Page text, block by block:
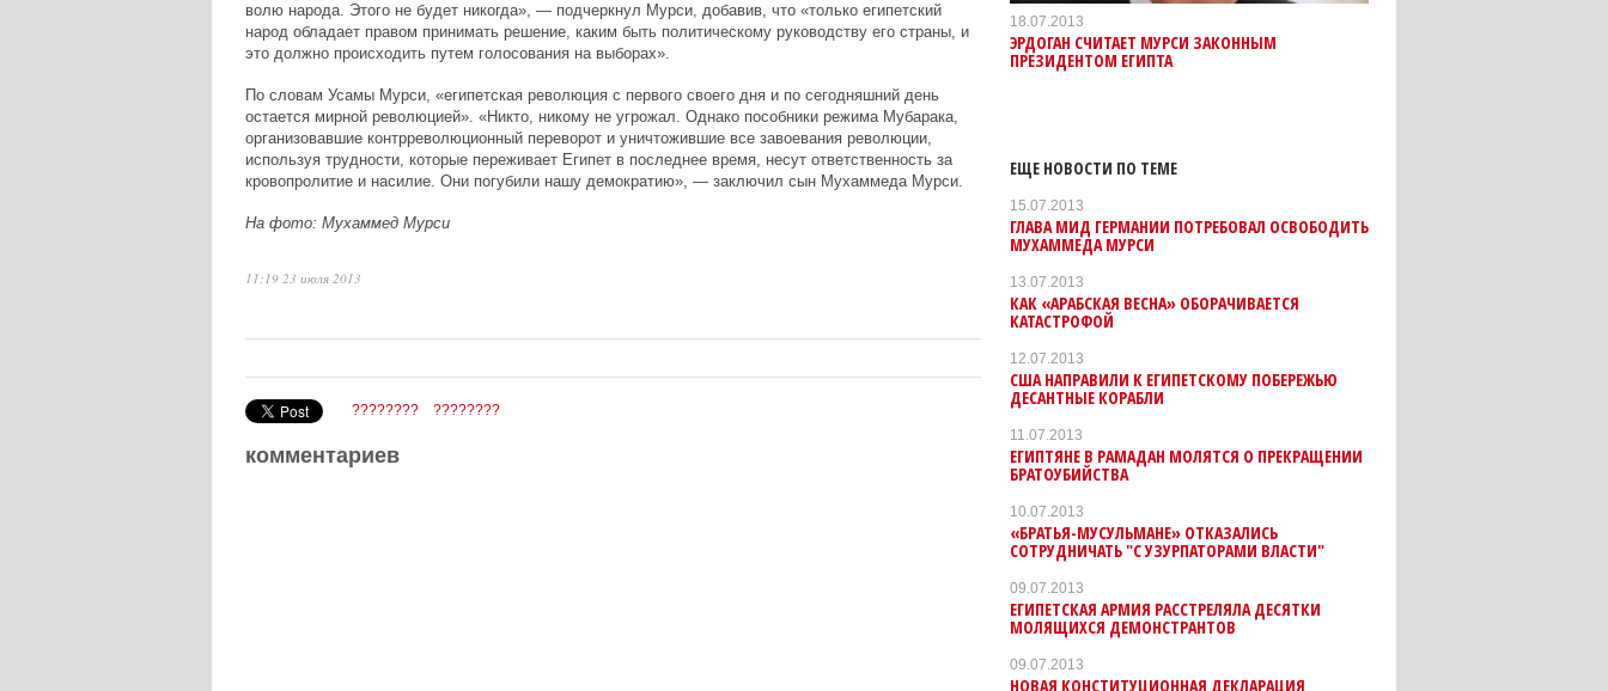
волю народа. Этого не будет никогда», — подчеркнул Мурси, добавив, что «только египетский
народ обладает правом принимать решение, каким быть политическому руководству его страны, и
это должно происходить путем голосования на выборах».
По словам Усамы Мурси, «египетская революция с первого своего дня и по сегодняшний день
остается мирной революцией». «Никто, никому не угрожал. Однако пособники режима Мубарака,
организовавшие контрреволюционный переворот и уничтожившие все завоевания революции,
используя трудности, которые переживает Египет в последнее время, несут ответственность за
кровопролитие и насилие. Они погубили нашу демократию», — заключил сын Мухаммеда Мурси.
На фото: Мухаммед Мурси
11:19 23 июля 2013
???????? ????????
комментариев
18.07.2013
ЭРДОГАН СЧИТАЕТ МУРСИ ЗАКОННЫМ
ПРЕЗИДЕНТОМ ЕГИПТА
ЕЩЕ НОВОСТИ ПО ТЕМЕ
15.07.2013
ГЛАВА МИД ГЕРМАНИИ ПОТРЕБОВАЛ ОСВОБОДИТЬ
МУХАММЕДА МУРСИ
13.07.2013
КАК «АРАБСКАЯ ВЕСНА» ОБОРАЧИВАЕТСЯ
КАТАСТРОФОЙ
12.07.2013
США НАПРАВИЛИ К ЕГИПЕТСКОМУ ПОБЕРЕЖЬЮ
ДЕСАНТНЫЕ КОРАБЛИ
11.07.2013
ЕГИПТЯНЕ В РАМАДАН МОЛЯТСЯ О ПРЕКРАЩЕНИИ
БРАТОУБИЙСТВА
10.07.2013
«БРАТЬЯ-МУСУЛЬМАНЕ» ОТКАЗАЛИСЬ
СОТРУДНИЧАТЬ "С УЗУРПАТОРАМИ ВЛАСТИ"
09.07.2013
ЕГИПЕТСКАЯ АРМИЯ РАССТРЕЛЯЛА ДЕСЯТКИ
МОЛЯЩИХСЯ ДЕМОНСТРАНТОВ
09.07.2013
НОВАЯ КОНСТИТУЦИОННАЯ ДЕКЛАРАЦИЯ